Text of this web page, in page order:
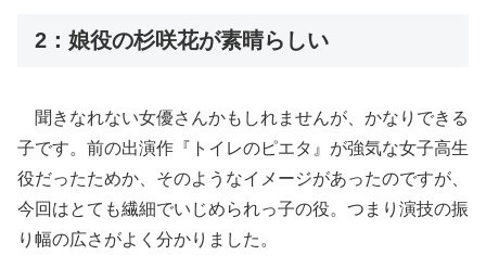
2：娘役の杉咲花が素晴らしい
聞きなれない女優さんかもしれませんが、かなりできる
子です。前の出演作『トイレのピエタ』が強気な女子高生
役だったためか、そのようなイメージがあったのですが、
今回はとても繊細でいじめられっ子の役。つまり演技の振
り幅の広さがよく分かりました。